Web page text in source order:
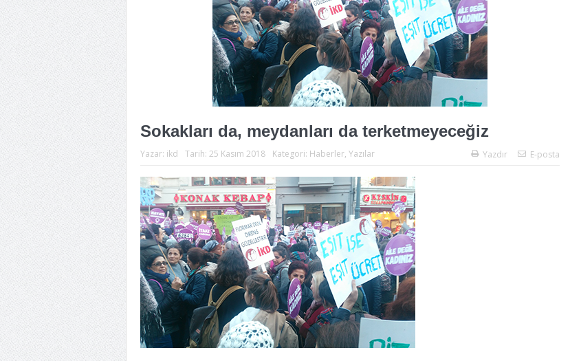
Sokakları da, meydanları da terketmeyeceğiz
Yazar: ikd Tarih: 25 Kasım 2018 Kategori: Haberler, Yazılar Yazdır E-posta